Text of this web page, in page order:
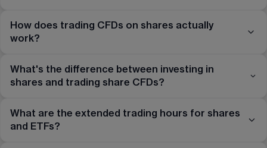
How does trading CFDs on shares actually
work?
What's the difference between investing in
shares and trading share CFDs?
What are the extended trading hours for shares
and ETFs?